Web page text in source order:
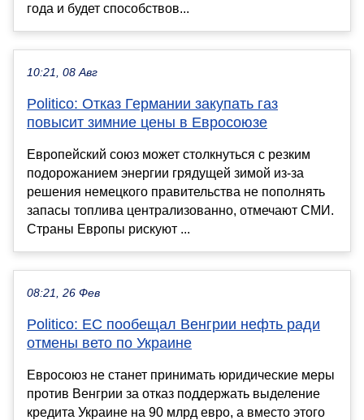
года и будет способствов...
10:21, 08 Авг
Politico: Отказ Германии закупать газ
повысит зимние цены в Евросоюзе
Европейский союз может столкнуться с резким
подорожанием энергии грядущей зимой из-за
решения немецкого правительства не пополнять
запасы топлива централизованно, отмечают СМИ.
Страны Европы рискуют ...
08:21, 26 Фев
Politico: ЕС пообещал Венгрии нефть ради
отмены вето по Украине
Евросоюз не станет принимать юридические меры
против Венгрии за отказ поддержать выделение
кредита Украине на 90 млрд евро, а вместо этого